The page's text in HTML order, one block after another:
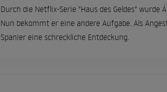
Durch die Netflix-Serie "Haus des Geldes"
Nun bekommt er eine andere Aufgabe. Als
Spanier eine schreckliche Entdeckung.